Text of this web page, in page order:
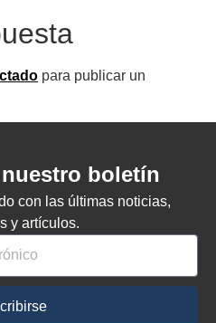
para publicar un
boletín
con las últimas noticias,
y artículos.